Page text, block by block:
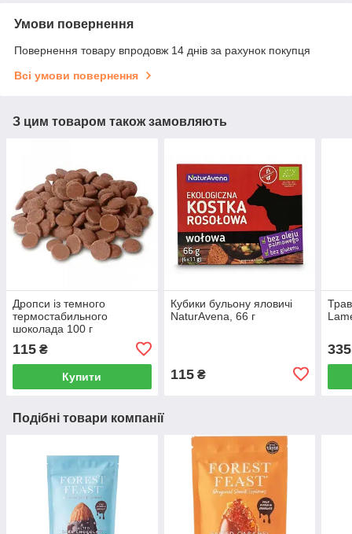
Умови повернення
Повернення товару впродовж 14 днів за рахунок покупця
Всі умови повернення
З цим товаром також замовляють
Дропси із темного
термостабильного
шоколада 100 г
115 ₴
Купити
Кубики бульону яловичі
NaturAvena, 66 г
115₴
335
Подібні товари компанії